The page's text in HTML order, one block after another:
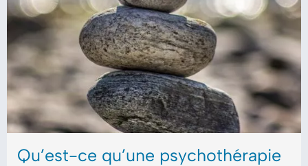
Qu’est-ce qu’une psychothérapie